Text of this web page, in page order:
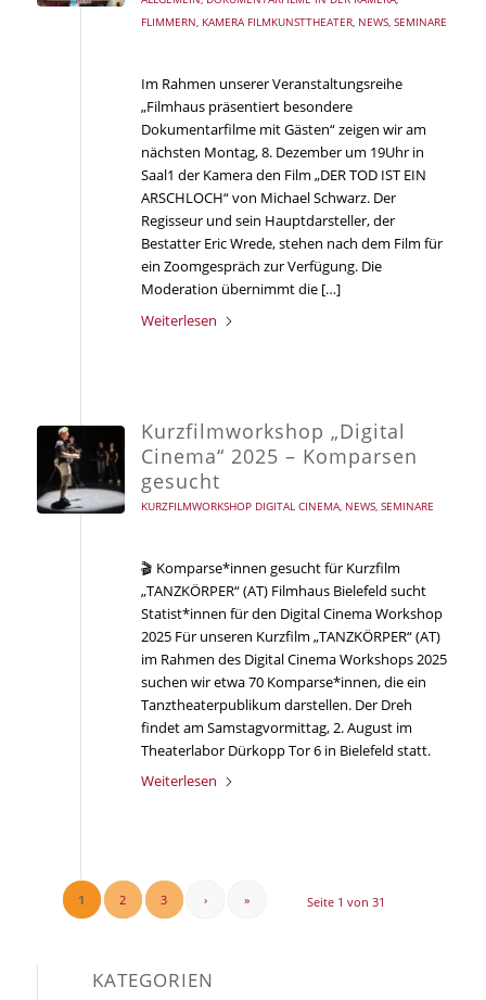
FLIMMERN, KAMERA FILMKUNSTTHEATER, NEWS, SEMINARE
Im Rahmen unserer Veranstaltungsreihe
„Filmhaus präsentiert besondere
Dokumentarfilme mit Gästen“ zeigen wir am
nächsten Montag, 8. Dezember um 19Uhr in
Saal1 der Kamera den Film „DER TOD IST EIN
ARSCHLOCH“ von Michael Schwarz. Der
Regisseur und sein Hauptdarsteller, der
Bestatter Eric Wrede, stehen nach dem Film für
ein Zoomgespräch zur Verfügung. Die
Moderation übernimmt die […]
Weiterlesen
Kurzfilmworkshop „Digital
Cinema“ 2025 – Komparsen
gesucht
KURZFILMWORKSHOP DIGITAL CINEMA, NEWS, SEMINARE
🎬 Komparse*innen gesucht für Kurzfilm
„TANZKÖRPER“ (AT) Filmhaus Bielefeld sucht
Statist*innen für den Digital Cinema Workshop
2025 Für unseren Kurzfilm „TANZKÖRPER“ (AT)
im Rahmen des Digital Cinema Workshops 2025
suchen wir etwa 70 Komparse*innen, die ein
Tanztheaterpublikum darstellen. Der Dreh
findet am Samstagvormittag, 2. August im
Theaterlabor Dürkopp Tor 6 in Bielefeld statt.
Weiterlesen
Seite 1 von 31
1 2 3 › »
KATEGORIEN